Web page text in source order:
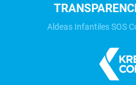
Aldeas Infantiles SOS